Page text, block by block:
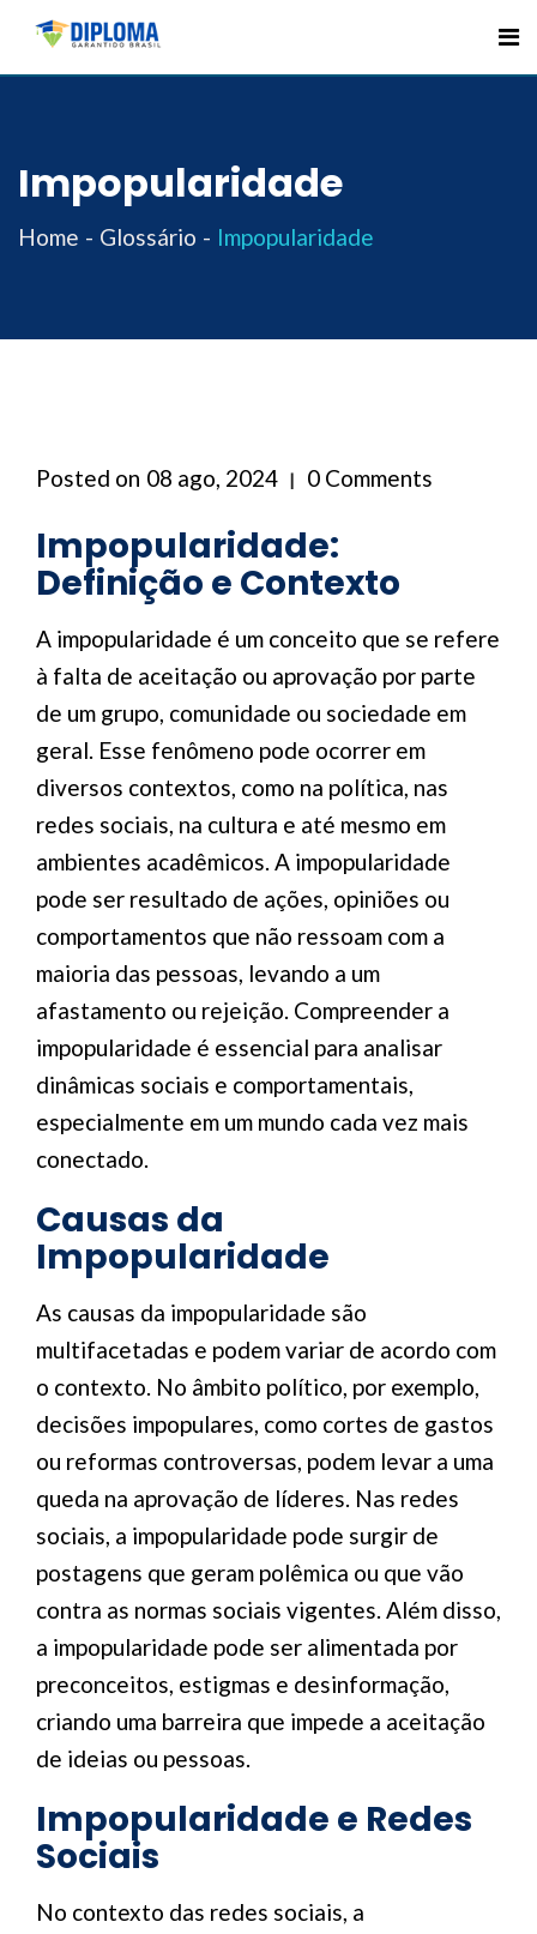
Skip
Impopularidade
Home Glossário Impopularidade
Posted on 08 ago, 2024 0 Comments
Impopularidade:
Definição e Contexto
A impopularidade é um conceito que se refere
à falta de aceitação ou aprovação por parte
de um grupo, comunidade ou sociedade em
geral. Esse fenômeno pode ocorrer em
diversos contextos, como na política, nas
redes sociais, na cultura e até mesmo em
ambientes acadêmicos. A impopularidade
pode ser resultado de ações, opiniões ou
comportamentos que não ressoam com a
maioria das pessoas, levando a um
afastamento ou rejeição. Compreender a
impopularidade é essencial para analisar
dinâmicas sociais e comportamentais,
especialmente em um mundo cada vez mais
conectado.
Causas da
Impopularidade
As causas da impopularidade são
multifacetadas e podem variar de acordo com
o contexto. No âmbito político, por exemplo,
decisões impopulares, como cortes de gastos
ou reformas controversas, podem levar a uma
queda na aprovação de líderes. Nas redes
sociais, a impopularidade pode surgir de
postagens que geram polêmica ou que vão
contra as normas sociais vigentes. Além disso,
a impopularidade pode ser alimentada por
preconceitos, estigmas e desinformação,
criando uma barreira que impede a aceitação
de ideias ou pessoas.
Impopularidade e Redes
Sociais
No contexto das redes sociais, a